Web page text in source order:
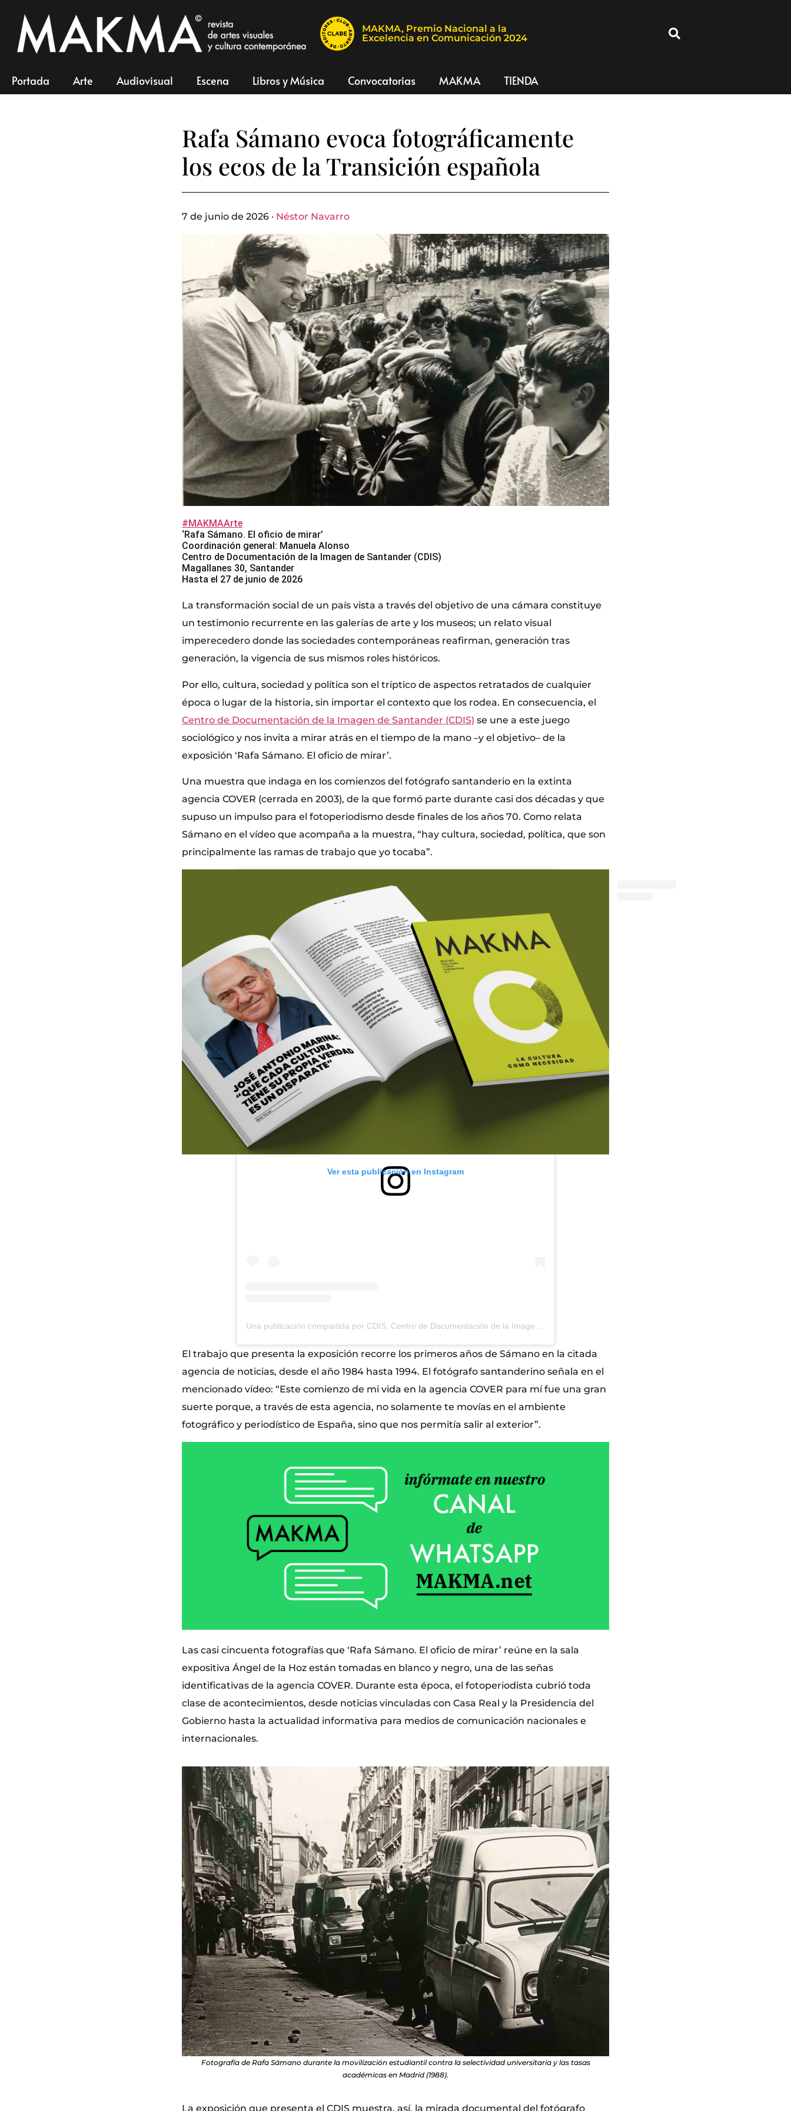
MAKMA, Premio Nacional a la
Excelencia en Comunicación 2024
Portada Arte Audiovisual Escena Libros y Música Convocatorias MAKMA TIENDA
Rafa Sámano evoca fotográficamente
los ecos de la Transición española
7 de junio de 2026 · Néstor Navarro
#MAKMAArte
‘Rafa Sámano. El oficio de mirar’
Coordinación general: Manuela Alonso
Centro de Documentación de la Imagen de Santander (CDIS)
Magallanes 30, Santander
Hasta el 27 de junio de 2026
La transformación social de un país vista a través del objetivo de una cámara constituye
un testimonio recurrente en las galerías de arte y los museos; un relato visual
imperecedero donde las sociedades contemporáneas reafirman, generación tras
generación, la vigencia de sus mismos roles históricos.
Por ello, cultura, sociedad y política son el tríptico de aspectos retratados de cualquier
época o lugar de la historia, sin importar el contexto que los rodea. En consecuencia, el
Centro de Documentación de la Imagen de Santander (CDIS) se une a este juego
sociológico y nos invita a mirar atrás en el tiempo de la mano –y el objetivo– de la
exposición ‘Rafa Sámano. El oficio de mirar’.
Una muestra que indaga en los comienzos del fotógrafo santanderio en la extinta
agencia COVER (cerrada en 2003), de la que formó parte durante casi dos décadas y que
supuso un impulso para el fotoperiodismo desde finales de los años 70. Como relata
Sámano en el vídeo que acompaña a la muestra, “hay cultura, sociedad, política, que son
principalmente las ramas de trabajo que yo tocaba”.
Ver esta publicación en Instagram
El trabajo que presenta la exposición recorre los primeros años de Sámano en la citada
agencia de noticias, desde el año 1984 hasta 1994. El fotógrafo santanderino señala en el
mencionado vídeo: “Este comienzo de mi vida en la agencia COVER para mí fue una gran
suerte porque, a través de esta agencia, no solamente te movías en el ambiente
fotográfico y periodístico de España, sino que nos permitía salir al exterior”.
Las casi cincuenta fotografías que ‘Rafa Sámano. El oficio de mirar’ reúne en la sala
expositiva Ángel de la Hoz están tomadas en blanco y negro, una de las señas
identificativas de la agencia COVER. Durante esta época, el fotoperiodista cubrió toda
clase de acontecimientos, desde noticias vinculadas con Casa Real y la Presidencia del
Gobierno hasta la actualidad informativa para medios de comunicación nacionales e
internacionales.
Fotografía de Rafa Sámano durante la movilización estudiantil contra la selectividad universitaria y las tasas
académicas en Madrid (1988).
La exposición que presenta el CDIS muestra, así, la mirada documental del fotógrafo